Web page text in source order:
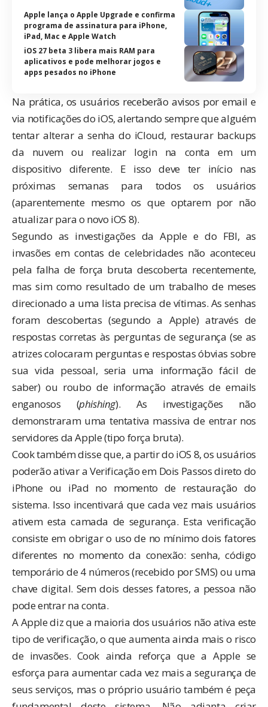
Apple lança o Apple Upgrade e confirma
programa de assinatura para iPhone,
iPad, Mac e Apple Watch
iOS 27 beta 3 libera mais RAM para
aplicativos e pode melhorar jogos e
apps pesados no iPhone
Na prática, os usuários receberão avisos por email e
via notificações do iOS, alertando sempre que alguém
tentar alterar a senha do iCloud, restaurar backups
da nuvem ou realizar login na conta em um
dispositivo diferente. E isso deve ter início nas
próximas semanas para todos os usuários
(aparentemente mesmo os que optarem por não
atualizar para o novo iOS 8).
Segundo as investigações da Apple e do FBI, as
invasões em contas de celebridades não aconteceu
pela falha de força bruta descoberta recentemente,
mas sim como resultado de um trabalho de meses
direcionado a uma lista precisa de vítimas. As senhas
foram descobertas (segundo a Apple) através de
respostas corretas às perguntas de segurança (se as
atrizes colocaram perguntas e respostas óbvias sobre
sua vida pessoal, seria uma informação fácil de
saber) ou roubo de informação através de emails
enganosos (phishing). As investigações não
demonstraram uma tentativa massiva de entrar nos
servidores da Apple (tipo força bruta).
Cook também disse que, a partir do iOS 8, os usuários
poderão ativar a Verificação em Dois Passos direto do
iPhone ou iPad no momento de restauração do
sistema. Isso incentivará que cada vez mais usuários
ativem esta camada de segurança. Esta verificação
consiste em obrigar o uso de no mínimo dois fatores
diferentes no momento da conexão: senha, código
temporário de 4 números (recebido por SMS) ou uma
chave digital. Sem dois desses fatores, a pessoa não
pode entrar na conta.
A Apple diz que a maioria dos usuários não ativa este
tipo de verificação, o que aumenta ainda mais o risco
de invasões. Cook ainda reforça que a Apple se
esforça para aumentar cada vez mais a segurança de
seus serviços, mas o próprio usuário também é peça